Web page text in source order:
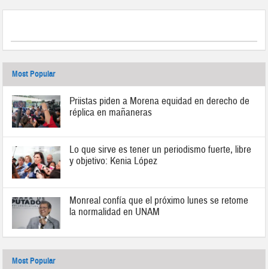
Most Popular
Priistas piden a Morena equidad en derecho de
réplica en mañaneras
Lo que sirve es tener un periodismo fuerte, libre
y objetivo: Kenia López
Monreal confía que el próximo lunes se retome
la normalidad en UNAM
Most Popular